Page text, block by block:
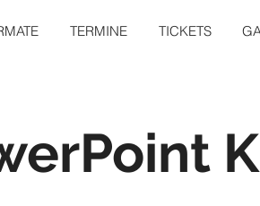
TERMINE TICKETS